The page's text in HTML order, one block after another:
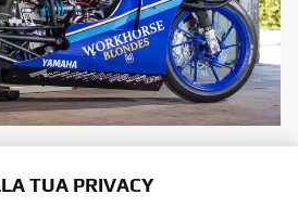
2018
TUA PRIVACY